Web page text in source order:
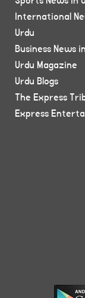
International
Urdu
Business News
Urdu Magazine
Urdu Blogs
The Express
Express